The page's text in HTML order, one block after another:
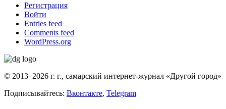
Регистрация
Войти
Entries feed
Comments feed
WordPress.org
© 2013–2026 г. г., самарский интернет-журнал «Другой город»
Подписывайтесь: Вконтакте, Telegram